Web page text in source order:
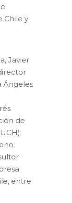
Chile y
Javier
Ángeles
de
entre